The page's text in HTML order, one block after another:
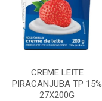
CREME LEITE
PIRACANJUBA TP 15%
27X200G